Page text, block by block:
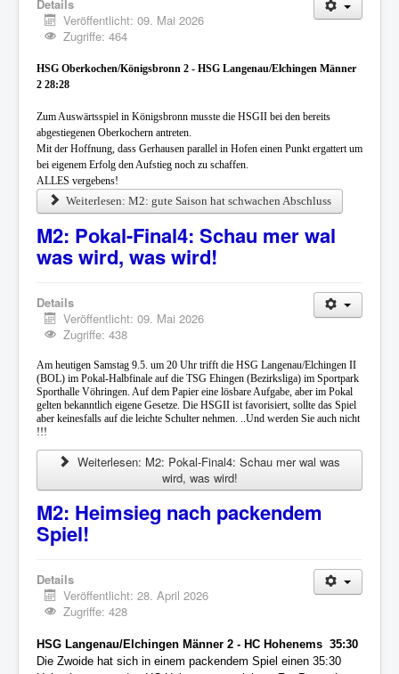
Details
Veröffentlicht: 09. Mai 2026
Zugriffe: 464
HSG Oberkochen/Königsbronn 2 - HSG Langenau/Elchingen Männer
2 28:28
Zum Auswärtsspiel in Königsbronn musste die HSGII bei den bereits
abgestiegenen Oberkochern antreten.
Mit der Hoffnung, dass Gerhausen parallel in Hofen einen Punkt ergattert um
bei eigenem Erfolg den Aufstieg noch zu schaffen.
ALLES vergebens!
Weiterlesen: M2: gute Saison hat schwachen Abschluss
M2: Pokal-Final4: Schau mer wal
was wird, was wird!
Details
Veröffentlicht: 09. Mai 2026
Zugriffe: 438
Am heutigen Samstag 9.5. um 20 Uhr trifft die HSG Langenau/Elchingen II
(BOL) im Pokal-Halbfinale auf die TSG Ehingen (Bezirksliga) im Sportpark
Sporthalle Vöhringen. Auf dem Papier eine lösbare Aufgabe, aber im Pokal
gelten bekanntlich eigene Gesetze. Die HSGII ist favorisiert, sollte das Spiel
aber keinesfalls auf die leichte Schulter nehmen. ..Und werden Sie auch nicht
!!!
Weiterlesen: M2: Pokal-Final4: Schau mer wal was
wird, was wird!
M2: Heimsieg nach packendem
Spiel!
Details
Veröffentlicht: 28. April 2026
Zugriffe: 428
HSG Langenau/Elchingen Männer 2 - HC Hohenems 35:30
Die Zwoide hat sich in einem packendem Spiel einen 35:30